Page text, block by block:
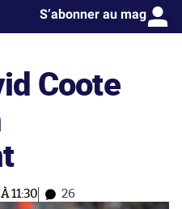
S’abonner au mag
Coote
11:30 26